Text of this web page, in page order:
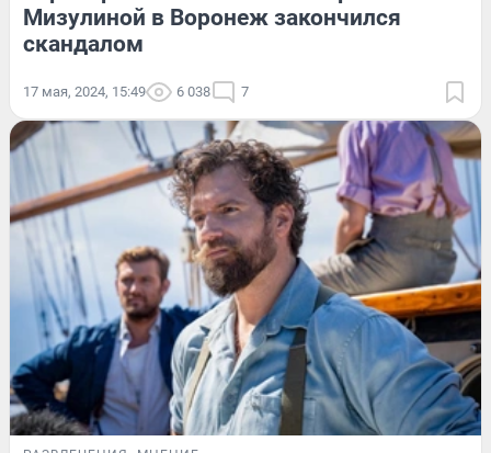
Мизулиной в Воронеж закончился
скандалом
17 мая, 2024, 15:49 6 038 7